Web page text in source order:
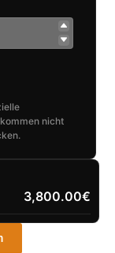
nicht
3,800.00€